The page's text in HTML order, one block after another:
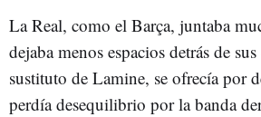
La Real, como el Barça, juntaba
dejaba menos espacios detrás de
sustituto de Lamine, se ofrecía por
perdía desequilibrio por la banda